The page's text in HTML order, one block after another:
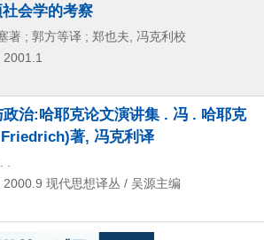
会学的考察
著 ; 郭方等译 ; 郑也夫, 冯克利校
2001.1
治:哈耶克论文演讲集 . 冯 . 哈耶克
著, 冯克利译
2000.9 现代思想译丛 / 吴源主编